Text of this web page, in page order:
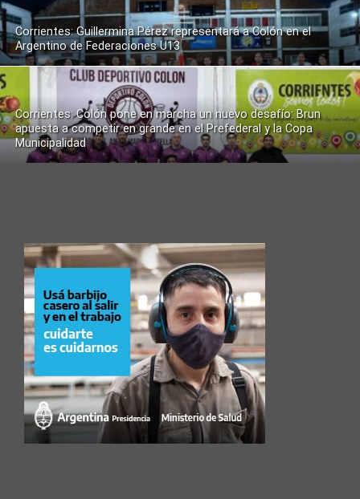
Corrientes: Guillermina Pérez representará a Colón en el
Argentino de Federaciones U13
Corrientes: Colón pone en marcha un nuevo desafío: Brun
apuesta a competir en grande en el Prefederal y la Copa
Municipalidad